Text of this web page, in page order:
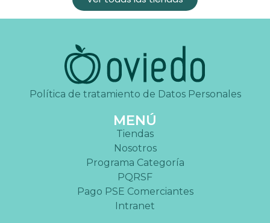
Política de tratamiento de Datos Personales
MENÚ
Tiendas
Nosotros
Programa Categoría
PQRSF
Pago PSE Comerciantes
Intranet